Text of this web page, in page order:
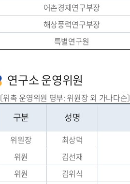
어촌경제연구부장
해상풍력연구부장
특별연구원
연구소 운영위원
〔위촉 운영위원 명부: 위원장 외 가나다순〕
구분 성명
위원장 최상덕
위원
김선재
위원
김위식